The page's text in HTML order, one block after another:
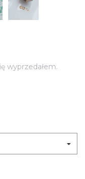
wyprzedałem.